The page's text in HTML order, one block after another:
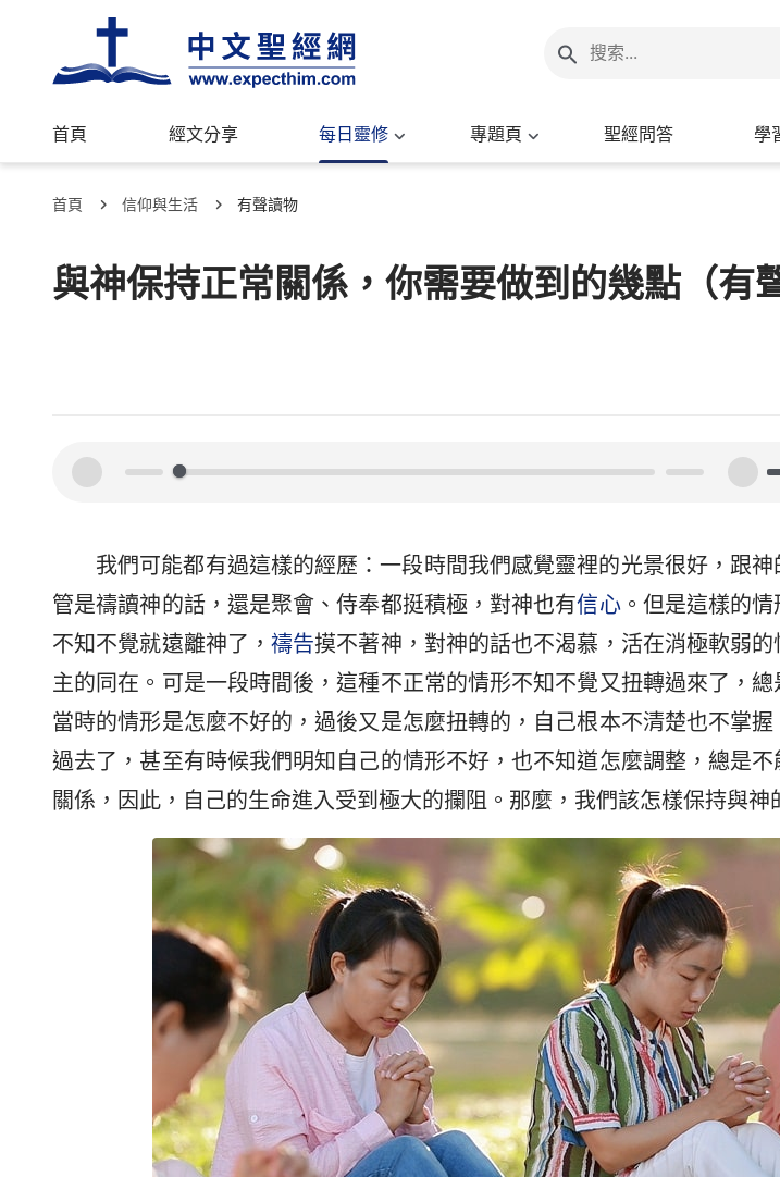
首頁 經文分享 每日靈修 專題頁 聖經問答 學
首頁 信仰與生活 有聲讀物
與神保持正常關係，你需要做到的幾點（有
00:00 00:00
我們可能都有過這樣的經歷：一段時間我們感覺靈裡的光景很好，跟
管是禱讀神的話，還是聚會、侍奉都挺積極，對神也有信心。但是這樣的情
不知不覺就遠離神了， 禱告摸不著神，對神的話也不渴慕，活在消極軟弱的
主的同在。可是一段時間後，這種不正常的情形不知不覺又扭轉過來了，總
當時的情形是怎麼不好的，過後又是怎麼扭轉的，自己根本不清楚也不掌
過去了，甚至有時候我們明知自己的情形不好，也不知道怎麼調整，總是
關係，因此，自己的生命進入受到極大的攔阻。那麼，我們該怎樣保持與神